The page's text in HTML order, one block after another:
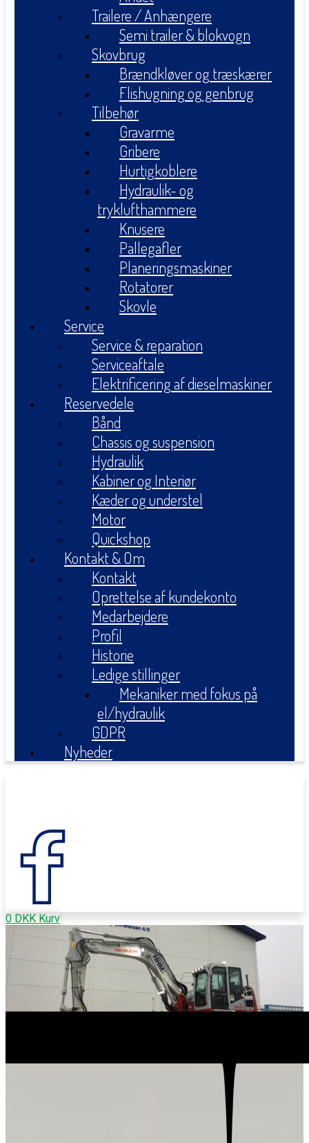
Trailere / Anhængere
Semi trailer & blokvogn
Skovbrug
Brændkløver og træskærer
Flishugning og genbrug
Tilbehør
Gravarme
Gribere
Hurtigkoblere
Hydraulik- og
tryklufthammere
Knusere
Pallegafler
Planeringsmaskiner
Rotatorer
Skovle
Service
Service & reparation
Serviceaftale
Elektrificering af dieselmaskiner
Reservedele
Bånd
Chassis og suspension
Hydraulik
Kabiner og Interiør
Kæder og understel
Motor
Quickshop
Kontakt & Om
Kontakt
Oprettelse af kundekonto
Medarbejdere
Profil
Historie
Ledige stillinger
Mekaniker med fokus på
el/hydraulik
GDPR
Nyheder
0 DKK Kurv